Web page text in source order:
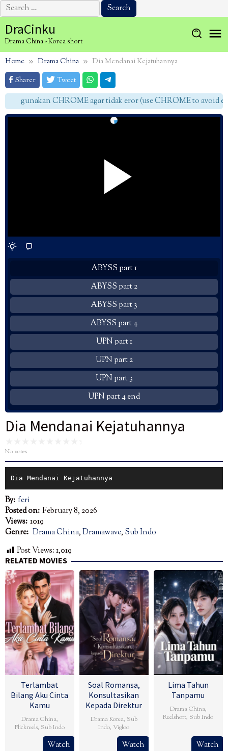
Search
for:
to
content
DraCinku
Drama China - Korea short
Home Drama China
Dia Mendanai Kejatuhannya
Sharer
Tweet
gunakan CHROME agar tidak eror (use CHROME to avoid
ABYSS part 1
ABYSS part 2
ABYSS part 3
ABYSS part 4
UPN part 1
UPN part 2
UPN part 3
UPN part 4 end
Dia Mendanai Kejatuhannya
No votes
Dia Mendanai Kejatuhannya
By: feri
Posted on: February 8, 2026
Views: 1019
Genre: Drama China,Dramawave, Sub Indo
Post Views:1,019
RELATED MOVIES
Terlambat
Bilang Aku Cinta
Kamu
Drama China,
Flickreels, Sub Indo
Watch
Soal Romansa,
Konsultasikan
Kepada Direktur
Drama Korea, Sub
Indo,Vigloo
Watch
Lima Tahun
Tanpamu
Drama China,
Reelshort, Sub Indo
Watch